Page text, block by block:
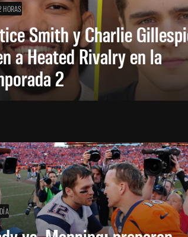
HORAS
Smith y Charlie
a Heated Rivalry en la
2